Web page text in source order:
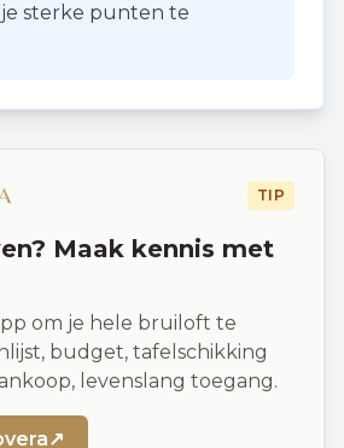
sterke punten te
TIP
Maak kennis met
om je hele bruiloft te
budget, tafelschikking
levenslang toegang.
↗